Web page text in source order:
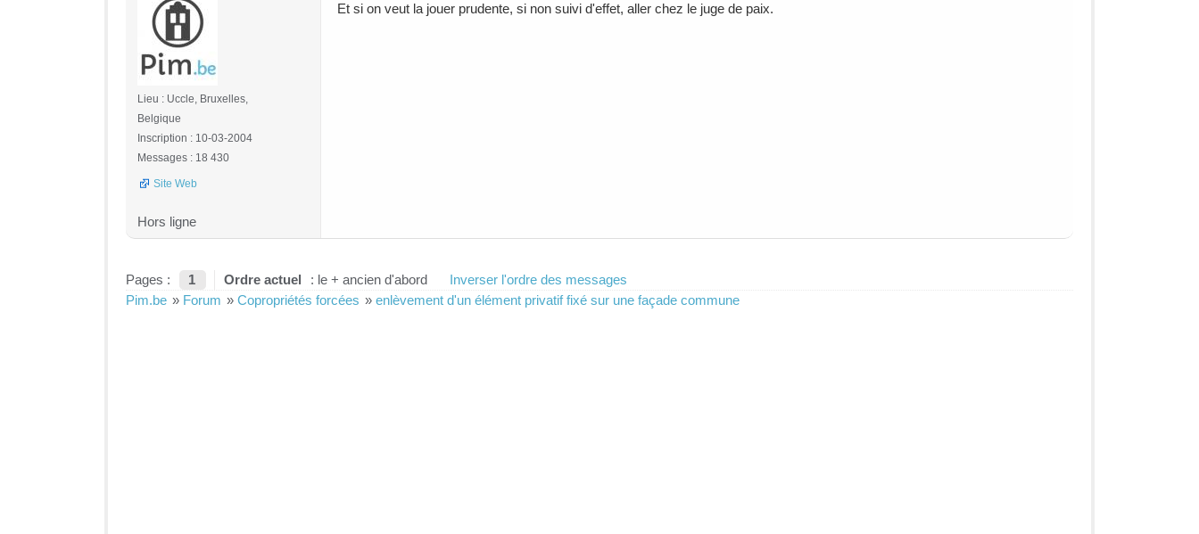
Lieu : Uccle, Bruxelles,
Belgique
Inscription : 10-03-2004
Messages : 18 430
Site Web
Et si on veut la jouer prudente, si non suivi d'effet, aller chez le juge de paix.
Hors ligne
Pages : 1 Ordre actuel : le + ancien d'abord
Inverser l'ordre des messages
Pim.be » Forum » Copropriétés forcées » enlèvement d'un élément privatif fixé sur une façade commune